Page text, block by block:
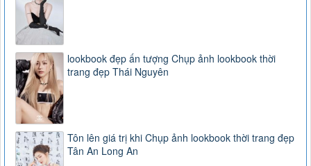
lookbook đẹp ấn tượng Chụp ảnh lookbook thời
trang đẹp Thái Nguyên
Tôn lên giá trị khi Chụp ảnh lookbook thời trang đẹp
Tân An Long An